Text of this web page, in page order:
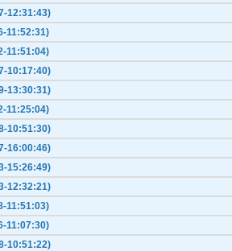
12:31:43)
11:52:31)
11:51:04)
10:17:40)
13:30:31)
11:25:04)
10:51:30)
16:00:46)
15:26:49)
12:32:21)
11:51:03)
11:07:30)
10:51:22)